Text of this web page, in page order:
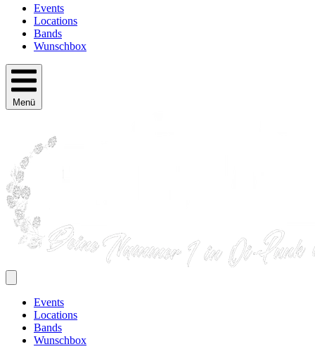
Events
Locations
Bands
Wunschbox
Menü
Events
Locations
Bands
Wunschbox